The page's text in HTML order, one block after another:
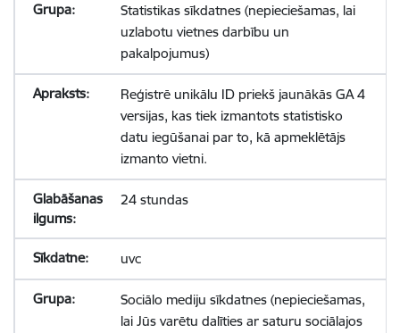
Statistikas sīkdatnes (nepieciešamas, lai
uzlabotu vietnes darbību un
pakalpojumus)
Reģistrē unikālu ID priekš jaunākās GA 4
versijas, kas tiek izmantots statistisko
datu iegūšanai par to, kā apmeklētājs
izmanto vietni.
24 stundas
uvc
Sociālo mediju sīkdatnes (nepieciešamas,
lai Jūs varētu dalīties ar saturu sociālajos